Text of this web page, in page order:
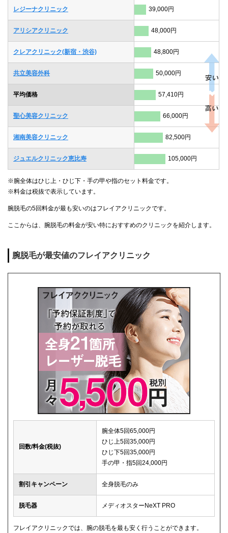
レジーナクリニック 39,000円
アリシアクリニック 48,000円
クレアクリニック(新宿・渋谷) 48,800円
共立美容外科 50,000円
平均価格 57,410円
聖心美容クリニック 66,000円
湘南美容クリニック 82,500円
ジュエルクリニック恵比寿 105,000円
※腕全体はひじ上・ひじ下・手の甲や指のセット料金です。
※料金は税抜で表示しています。
腕脱毛の5回料金が最も安いのはフレイアクリニックです。
ここからは、腕脱毛の料金が安い特におすすめのクリニックを紹介します。
腕脱毛が最安値のフレイアクリニック
回数/料金(税抜)
腕全体5回65,000円
ひじ上5回35,000円
ひじ下5回35,000円
手の甲・指5回24,000円
割引キャンペーン 全身脱毛のみ
脱毛器 メディオスターNeXT PRO
フレイアクリニックでは、腕の脱毛を最も安く行うことができます。